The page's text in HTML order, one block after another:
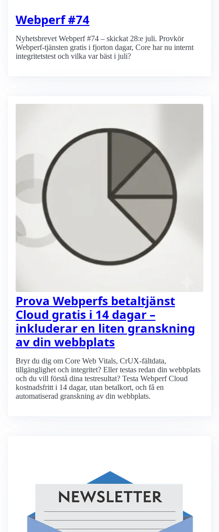
Webperf #74
Nyhetsbrevet Webperf #74 – skickat 28:e juli. Provkör
Webperf-tjänsten gratis i fjorton dagar, Core har nu internt
integritetstest och vilka var bäst i juli?
Prova Webperfs betaltjänst
Cloud gratis i 14 dagar –
inkluderar en liten granskning
av din webbplats
Bryr du dig om Core Web Vitals, CrUX-fältdata,
tillgänglighet och integritet? Eller testas redan din webbplats
och du vill förstå dina testresultat? Testa Webperf Cloud
kostnadsfritt i 14 dagar, utan betalkort, och få en
automatiserad granskning av din webbplats.